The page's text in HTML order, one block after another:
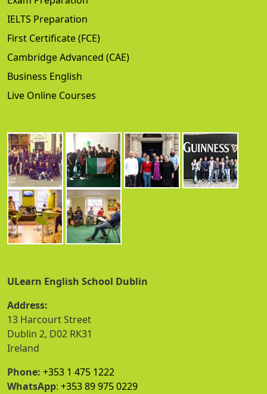
IELTS Preparation
First Certificate (FCE)
Cambridge Advanced (CAE)
Business English
Live Online Courses
ULearn English School Dublin
Address:
13 Harcourt Street
Dublin 2, D02 RK31
Ireland
Phone: +353 1 475 1222
WhatsApp: +353 89 975 0229